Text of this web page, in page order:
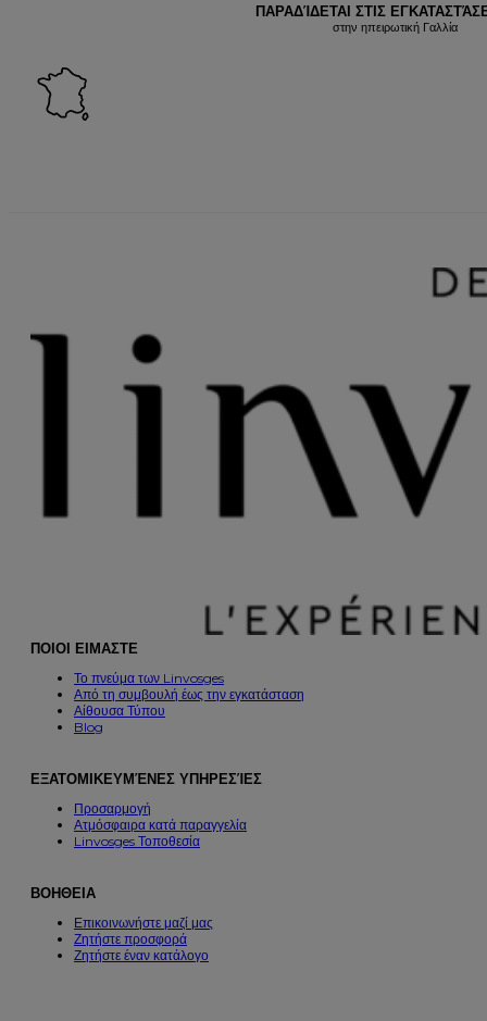
ΠΑΡΑΔΊΔΕΤΑΙ ΣΤΙΣ
στην ηπειρωτική Γαλλία
ΠΟΙΟΙ ΕΙΜΑΣΤΕ
Το πνεύμα των Linvosges
Από τη συμβουλή έως την εγκατάσταση
Αίθουσα Τύπου
Blog
ΕΞΑΤΟΜΙΚΕΥΜΈΝΕΣ ΥΠΗΡΕΣΊΕΣ
Προσαρμογή
Ατμόσφαιρα κατά παραγγελία
Linvosges Τοποθεσία
ΒΟΗΘΕΙΑ
Επικοινωνήστε μαζί μας
Ζητήστε προσφορά
Ζητήστε έναν κατάλογο